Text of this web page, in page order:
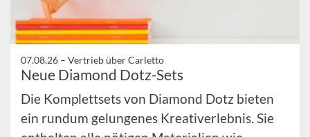
07.08.26 – Vertrieb über Carletto
Neue Diamond Dotz-Sets
Die Komplettsets von Diamond Dotz bieten
ein rundum gelungenes Kreativerlebnis. Sie